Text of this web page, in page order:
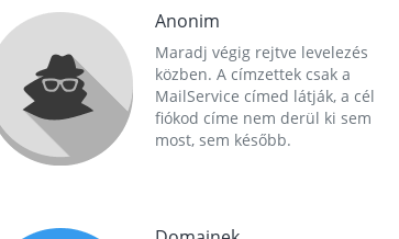
Anonim
Maradj végig rejtve levelezés
közben. A címzettek csak a
MailService címed látják, a cél
fiókod címe nem derül ki sem
most, sem később.